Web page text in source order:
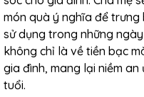
món quà ý nghĩa để
sử dụng trong những
không chỉ là về tiền bạc
gia đình, mang lại niềm
tuổi.